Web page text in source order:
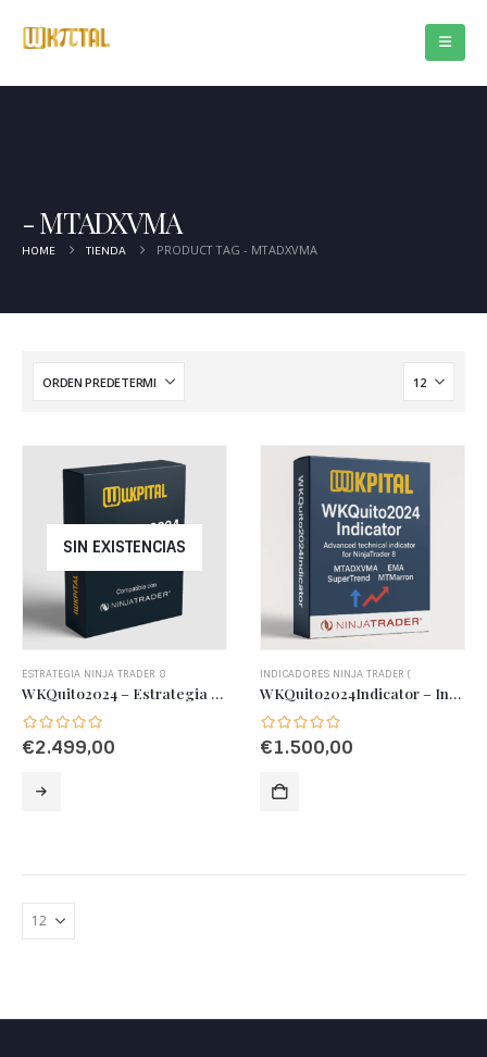
MTADXVMA
HOME TIENDA PRODUCT TAG - MTADXVMA
SIN EXISTENCIAS
ESTRATEGIA NINJA TRADER 8
WKQuito2024 – Estrategia de Trading Avanzada con Gestión Dinámica de Riesgo y Entradas Inteligentes
€2.499,00
INDICADORES NINJA TRADER (
WKQuito2024Indicator – Indicador Técnico Avanzado para NinjaTrader 8 basado en MTADXVMA, EMA, SuperTrend y MTMarron
€1.500,00